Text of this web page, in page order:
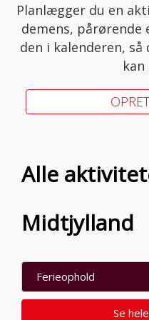
Planlægger du en
demens, pårørende
den i kalenderen,
kan
Alle
Midtjylland
Ferieophold
Se